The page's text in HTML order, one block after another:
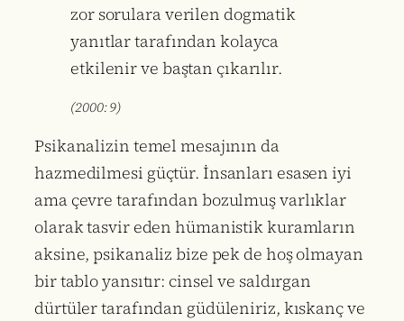
zor sorulara verilen dogmatik
yanıtlar tarafından kolayca
etkilenir ve baştan çıkarılır.
(2000: 9)
Psikanalizin temel mesajının da
hazmedilmesi güçtür. İnsanları esasen iyi
ama çevre tarafından bozulmuş varlıklar
olarak tasvir eden hümanistik kuramların
aksine, psikanaliz bize pek de hoş olmayan
bir tablo yansıtır: cinsel ve saldırgan
dürtüler tarafından güdüleniriz, kıskanç ve